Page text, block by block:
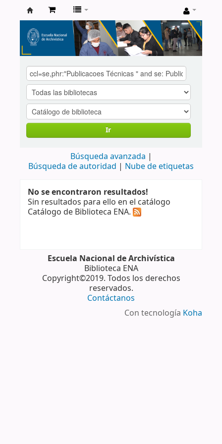
Catálogo
de
Biblioteca
ENA
Ir
Búsqueda avanzada
Búsqueda de autoridad
Nube de etiquetas
No se encontraron resultados!
Sin resultados para ello en el catálogo
Catálogo de Biblioteca ENA.
Escuela Nacional de Archivística
Biblioteca ENA
Copyright©2019. Todos los derechos
reservados.
Contáctanos
Con tecnología Koha